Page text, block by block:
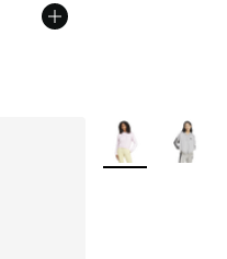
Weitere Farben